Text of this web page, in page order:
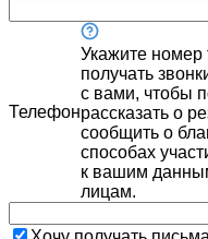
Телефон
Укажите номер
получать
с вами, чтобы
рассказать о
сообщить о
способах
к вашим
лицам.